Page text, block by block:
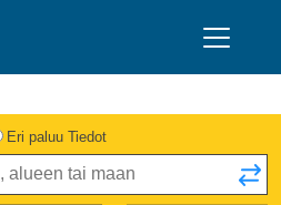
Eri paluu Tiedot